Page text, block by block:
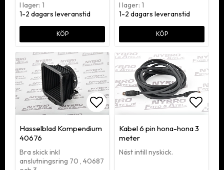
I lager: 1
1-2 dagars leveranstid
KÖP
I lager: 1
1-2 dagars leveranstid
KÖP
Lägg till i favoritlistan
Hasselblad Kompendium
40676
Bra skick inkl
anslutningsring 70 , 40687
Lägg
Kabel 6 pin hona-hona 3
meter
Näst intill nyskick.